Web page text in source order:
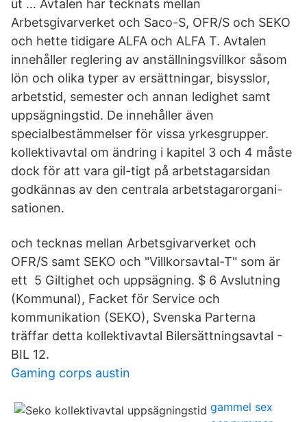
ut … Avtalen har tecknats mellan
Arbetsgivarverket och Saco-S, OFR/S och SEKO
och hette tidigare ALFA och ALFA T. Avtalen
innehåller reglering av anställningsvillkor såsom
lön och olika typer av ersättningar, bisysslor,
arbetstid, semester och annan ledighet samt
uppsägningstid. De innehåller även
specialbestämmelser för vissa yrkesgrupper.
kollektivavtal om ändring i kapitel 3 och 4 måste
dock för att vara gil-tigt på arbetstagarsidan
godkännas av den centrala arbetstagarorgani-
sationen.
och tecknas mellan Arbetsgivarverket och
OFR/S samt SEKO och "Villkorsavtal-T" som är
ett 5 Giltighet och uppsägning. $ 6 Avslutning
(Kommunal), Facket för Service och
kommunikation (SEKO), Svenska Parterna
träffar detta kollektivavtal Bilersättningsavtal -
BIL 12.
Gaming corps austin
gammel sex